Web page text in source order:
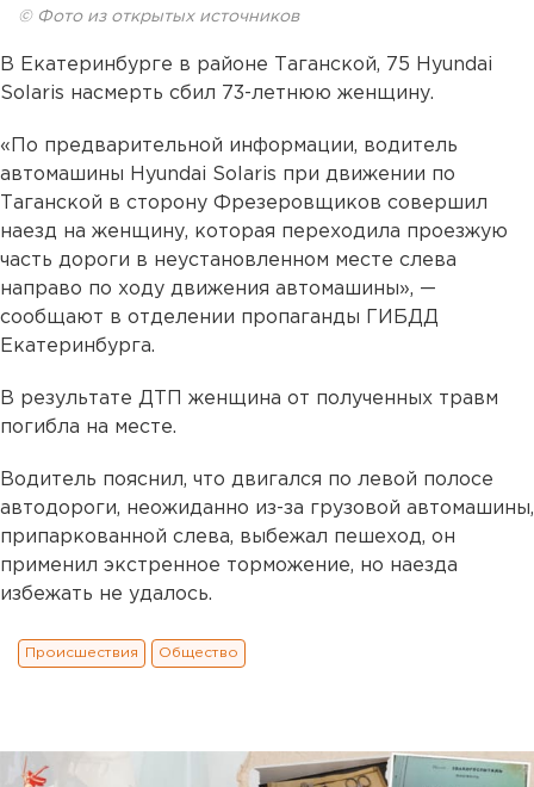
© Фото из открытых источников
В Екатеринбурге в районе Таганской, 75 Hyundai
Solaris насмерть сбил 73-летнюю женщину.
«По предварительной информации, водитель
автомашины Hyundai Solaris при движении по
Таганской в сторону Фрезеровщиков совершил
наезд на женщину, которая переходила проезжую
часть дороги в неустановленном месте слева
направо по ходу движения автомашины», —
сообщают в отделении пропаганды ГИБДД
Екатеринбурга.
В результате ДТП женщина от полученных травм
погибла на месте.
Водитель пояснил, что двигался по левой полосе
автодороги, неожиданно из-за грузовой автомашины,
припаркованной слева, выбежал пешеход, он
применил экстренное торможение, но наезда
избежать не удалось.
Происшествия Общество